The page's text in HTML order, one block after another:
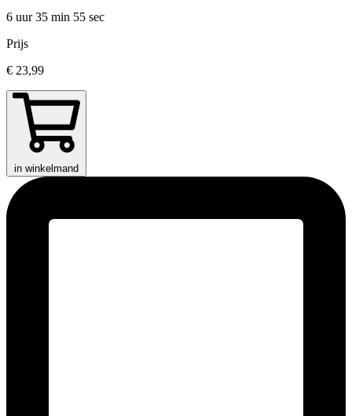
6 uur 35 min 55 sec
Prijs
€ 23,99
in winkelmand